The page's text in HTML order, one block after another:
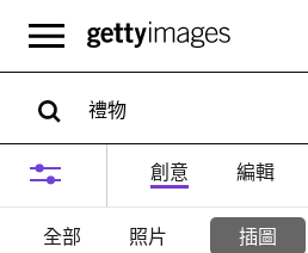
創意 編輯
全部 照片 插圖